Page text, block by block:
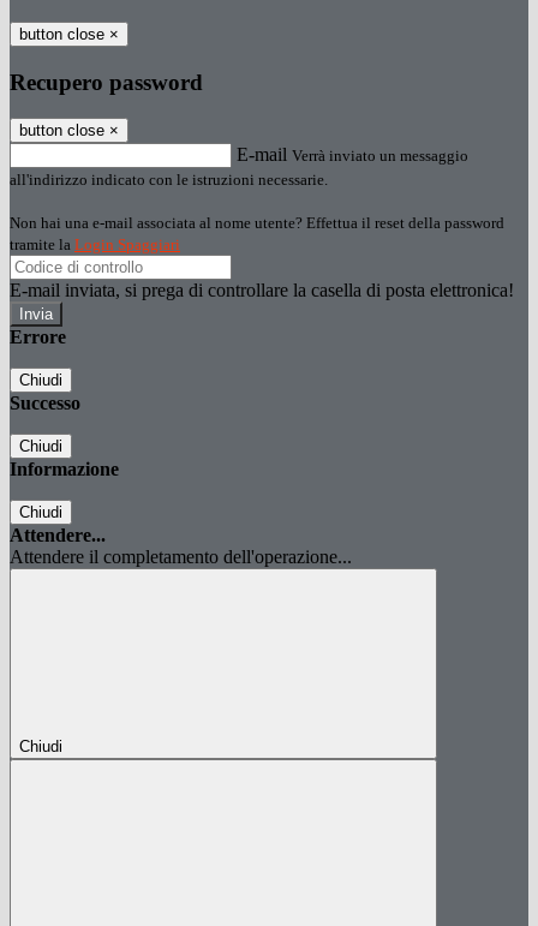
button close ×
Recupero password
button close ×
E-mail Verrà inviato un messaggio
all'indirizzo indicato con le istruzioni necessarie.
Non hai una e-mail associata al nome utente? Effettua il reset della password
tramite la Login Spaggiari
E-mail inviata, si prega di controllare la casella di posta elettronica!
Errore
Chiudi
Successo
Chiudi
Informazione
Chiudi
Attendere...
Attendere il completamento dell'operazione...
Chiudi